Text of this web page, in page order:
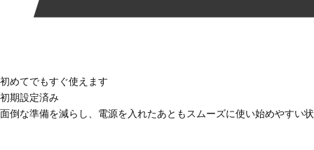
初めてでもすぐ使えます
初期設定済み
面倒な準備を減らし、電源を入れたあともスムーズに使い始めやすい